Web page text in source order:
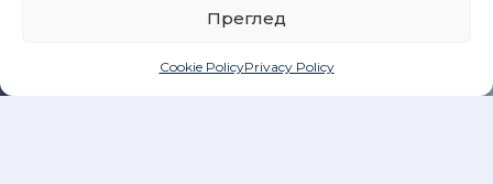
Преглед
Cookie PolicyPrivacy Policy